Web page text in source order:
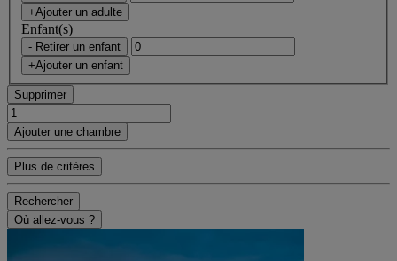
+Ajouter un adulte
Enfant(s)
- Retirer un enfant
+Ajouter un enfant
Supprimer
Ajouter une chambre
Plus de critères
Rechercher
Où allez-vous ?